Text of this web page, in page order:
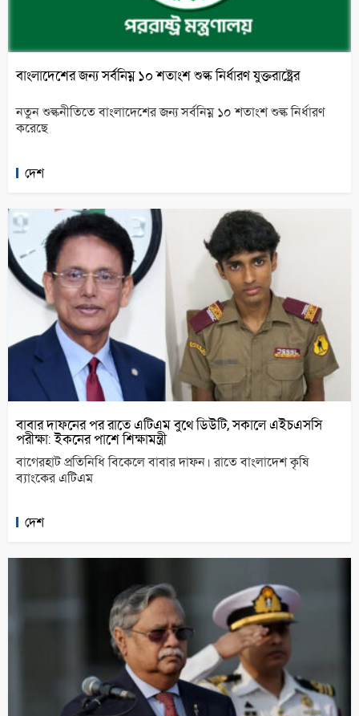
বাংলাদেশের জন্য সর্বনিম্ন ১০ শতাংশ শুল্ক নির্ধারণ যুক্তরাষ্ট্রের
নতুন শুল্কনীতিতে বাংলাদেশের জন্য সর্বনিম্ন ১০ শতাংশ শুল্ক নির্ধারণ
করেছে
দেশ
বাবার দাফনের পর রাতে এটিএম বুথে ডিউটি, সকালে এইচএসসি
পরীক্ষা: ইকনের পাশে শিক্ষামন্ত্রী
বাগেরহাট প্রতিনিধি বিকেলে বাবার দাফন। রাতে বাংলাদেশ কৃষি
ব্যাংকের এটিএম
দেশ